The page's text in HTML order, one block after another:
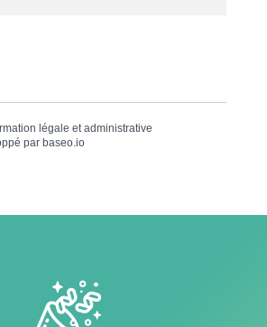
légale et administrative
par baseo.io